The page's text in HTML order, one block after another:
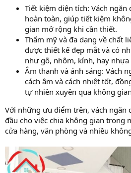
Tiết kiệm diện tích: Vách ngăn
hoàn toàn, giúp tiết kiệm
gian mở rộng khi cần thiết.
Thẩm mỹ và đa dạng về chất
được thiết kế đẹp mắt và có
như gỗ, nhôm, kính, hay nhựa
Âm thanh và ánh sáng: Vách
cách âm và cách nhiệt tốt,
tự nhiên xuyên qua không
Với những ưu điểm trên, vách ngăn
đầu cho việc chia không gian trong
cửa hàng, văn phòng và nhiều